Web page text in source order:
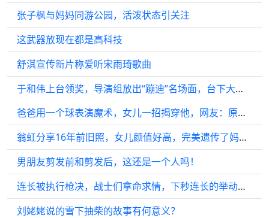
张子枫与妈妈同游公园，活泼状态引关注
这武器放现在都是高科技
舒淇宣传新片称爱听宋雨琦歌曲
于和伟上台领奖，导演组放出“蹦迪”名场面，台下大佬直接笑翻
爸爸用一个球表演魔术，女儿一招揭穿他，网友：原来是这样变的！
翁虹分享16年前旧照，女儿颜值好高，完美遗传了妈妈的长相！
男朋友剪发前和剪发后，这还是一个人吗！
连长被执行枪决，战士们拿命求情，下秒连长的举动震惊了众人
刘姥姥说的雪下抽柴的故事有何意义？